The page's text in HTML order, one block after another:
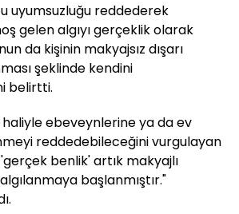
uyumsuzluğu reddederek
gelen algıyı gerçeklik olarak
da kişinin makyajsız dışarı
şeklinde kendini
belirtti.
haliyle ebeveynlerine ya da ev
reddedebileceğini vurgulayan
benlik' artık makyajlı
başlanmıştır."